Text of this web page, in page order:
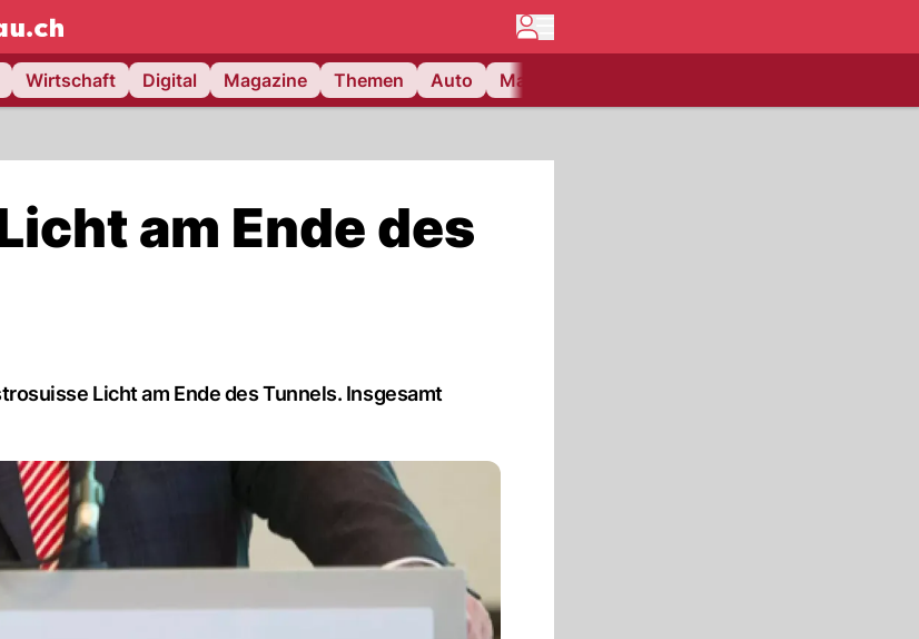
NAU.ch
Wirtschaft Digital Magazine Themen Auto Matchcenter
am Ende des
Licht am Ende des Tunnels. Insgesamt